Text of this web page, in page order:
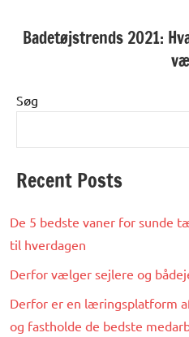
Badetøjstrends 2021:
Søg
Recent Posts
De 5 bedste vaner for sunde
til hverdagen
Derfor vælger sejlere og
Derfor er en læringsplatform
og fastholde de bedste